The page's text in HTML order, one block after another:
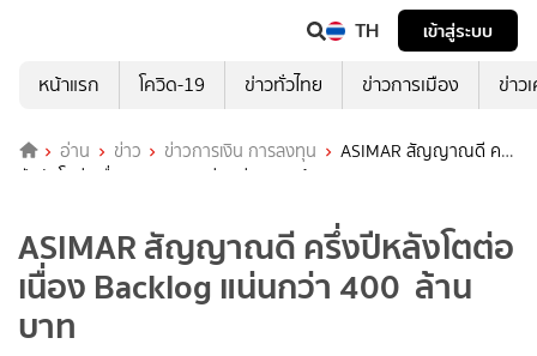
TH
เข้าสู่ระบบ
หน้าแรก
โควิด-19 ข่าวทั่วไทย ข่าวการเมือง ข่าว
อ่าน ข่าว ข่าวการเงิน การลงทุน
ASIMAR สัญญาณดี ครึ่ง
ปีหลังโตต่อเนื่อง Backlog แน่นกว่า 400 ล้านบาท
ASIMAR สัญญาณดี ครึ่งปีหลังโตต่อ
เนื่อง Backlog แน่นกว่า 400 ล้าน
บาท